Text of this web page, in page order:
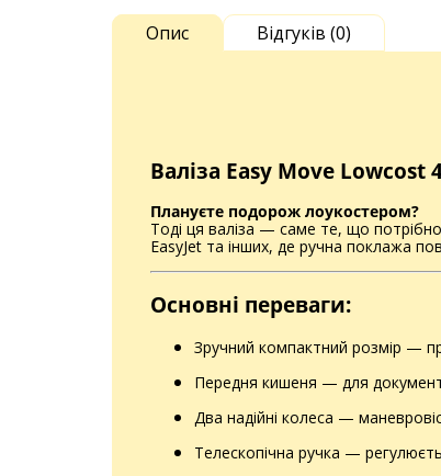
Опис Відгуків (0)
Валіза Easy Move Lowcost
Плануєте подорож лоукостером?
Тоді ця валіза — саме те, що
EasyJet та інших, де ручна поклажа
Основні переваги:
Зручний компактний розмір —
Передня кишеня — для
Два надійні колеса —
Телескопічна ручка —